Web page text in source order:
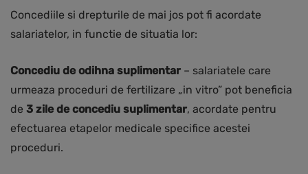
Concediile si drepturile de mai jos pot fi acordate
salariatelor, in functie de situatia lor:
Concediu de odihna suplimentar – salariatele care
urmeaza proceduri de fertilizare „in vitro” pot beneficia
de 3 zile de concediu suplimentar, acordate pentru
efectuarea etapelor medicale specifice acestei
proceduri.